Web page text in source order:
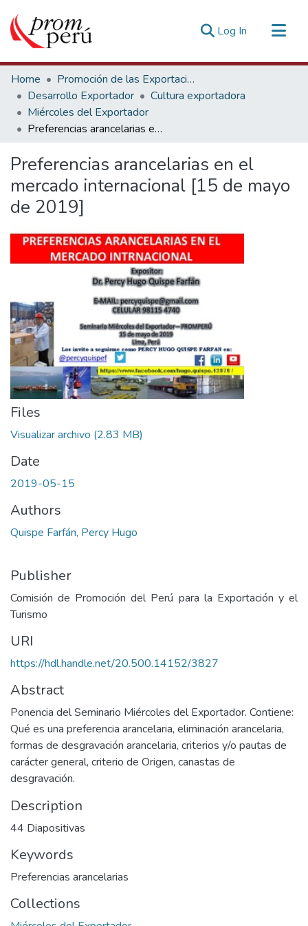
Log In (current)
Communities & Collections
All of DSpace
Statistics
Estadísticas Externas
Home
Promoción de las Exportaciones
Desarrollo Exportador
Cultura exportadora
Miércoles del Exportador
Preferencias arancelarias en el mercado internacional [15 de mayo de 2019]
Preferencias arancelarias en el
mercado internacional [15 de mayo
de 2019]
Files
Visualizar archivo (2.83 MB)
Date
2019-05-15
Authors
Quispe Farfán, Percy Hugo
Publisher
Comisión de Promoción del Perú para la Exportación y el
Turismo
URI
https://hdl.handle.net/20.500.14152/3827
Abstract
Ponencia del Seminario Miércoles del Exportador. Contiene:
Qué es una preferencia arancelaria, eliminación arancelaria,
formas de desgravación arancelaria, criterios y/o pautas de
carácter general, criterio de Origen, canastas de
desgravación.
Description
44 Diapositivas
Keywords
Preferencias arancelarias
Collections